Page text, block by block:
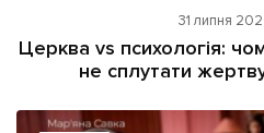
31 липня
Церква vs психологія:
не сплутати